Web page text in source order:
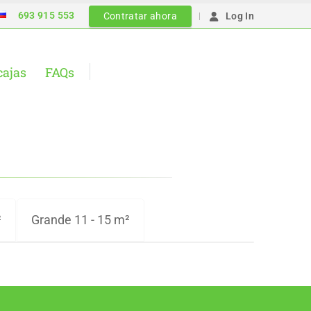
693 915 553 Contratar ahora | Log In
FAQs
Grande 11 - 15 m²